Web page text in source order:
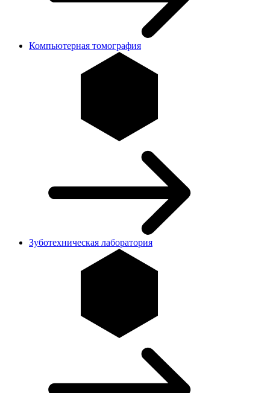
Компьютерная томография
Зуботехническая лаборатория